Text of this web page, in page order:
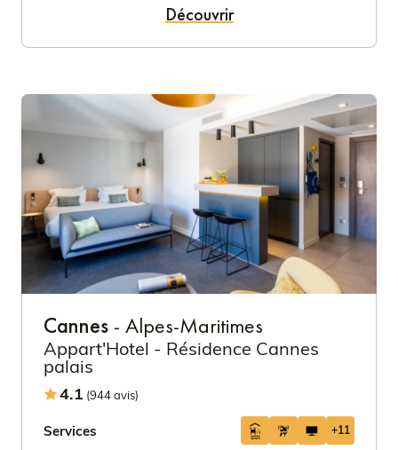
Découvrir
Cannes - Alpes-Maritimes
Appart'Hotel - Résidence Cannes
palais
4.1 (944 avis)
Services +11